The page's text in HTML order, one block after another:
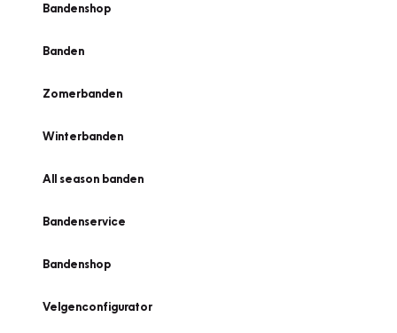
Bandenshop
Banden
Zomerbanden
Winterbanden
All season banden
Bandenservice
Bandenshop
Velgenconfigurator